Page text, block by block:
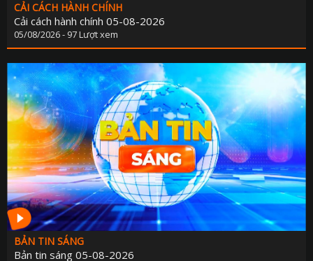
CẢI CÁCH HÀNH CHÍNH
Cải cách hành chính 05-08-2026
05/08/2026 - 97 Lượt xem
BẢN TIN SÁNG
Bản tin sáng 05-08-2026